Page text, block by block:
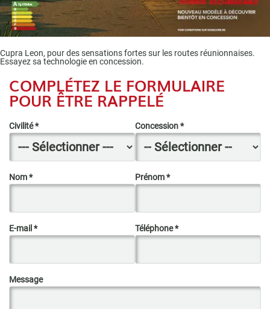
Cupra Leon, pour des sensations fortes sur les routes réunionnaises.
Essayez sa technologie en concession.
COMPLÉTEZ LE FORMULAIRE
POUR ÊTRE RAPPELÉ
Civilité* Concession *
Nom * Prénom *
E-mail * Téléphone *
Message